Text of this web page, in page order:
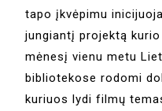
tapo įkvėpimu
jungiantį projektą
mėnesį vienu metu
bibliotekose rodomi
kuriuos lydi filmų